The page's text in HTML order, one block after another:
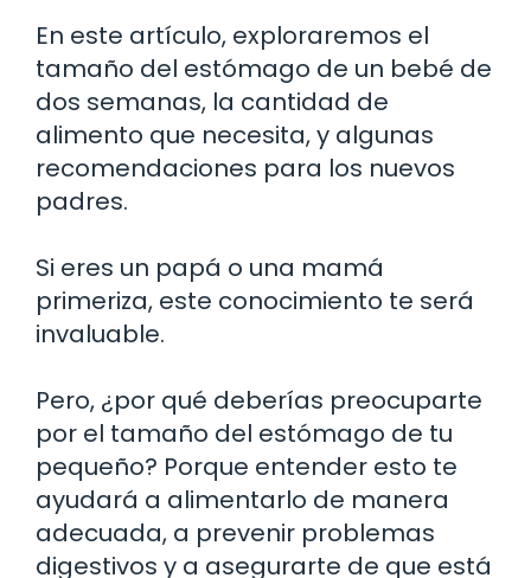
En este artículo, exploraremos el
tamaño del estómago de un bebé de
dos semanas, la cantidad de
alimento que necesita, y algunas
recomendaciones para los nuevos
padres.
Si eres un papá o una mamá
primeriza, este conocimiento te será
invaluable.
Pero, ¿por qué deberías preocuparte
por el tamaño del estómago de tu
pequeño? Porque entender esto te
ayudará a alimentarlo de manera
adecuada, a prevenir problemas
digestivos y a asegurarte de que está